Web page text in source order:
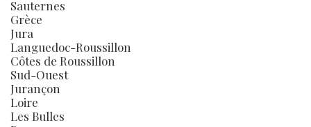
Sauternes
Grèce
Jura
Languedoc-Roussillon
Côtes de Roussillon
Sud-Ouest
Jurançon
Loire
Les Bulles